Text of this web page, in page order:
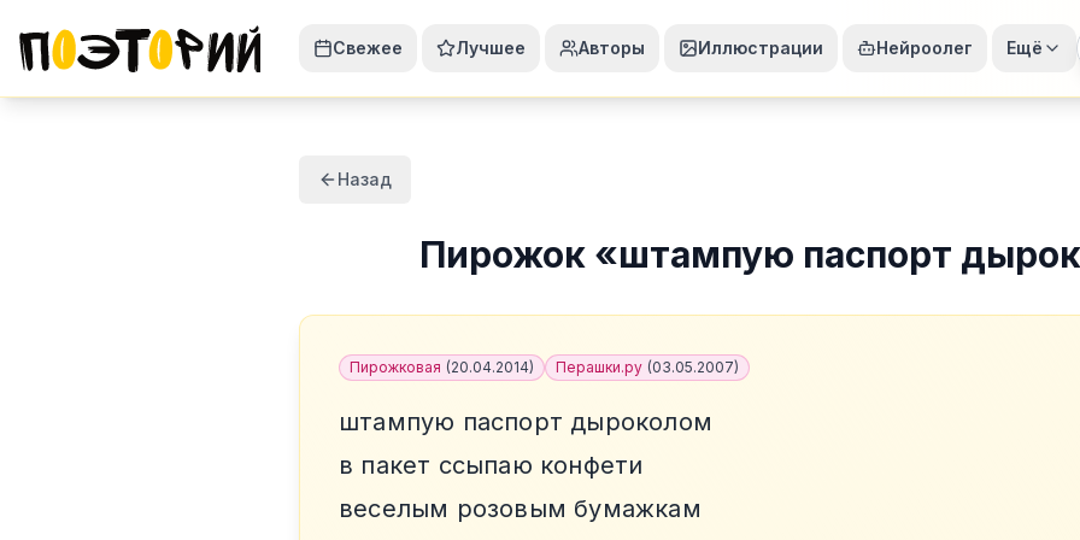
Свежее Лучшее Авторы Иллюстрации Нейроолег Ещё
Назад
Пирожок «штампую паспорт
Пирожковая (20.04.2014) Перашки.ру (03.05.2007)
штампую паспорт дыроколом
в пакет ссыпаю конфети
веселым розовым бумажкам